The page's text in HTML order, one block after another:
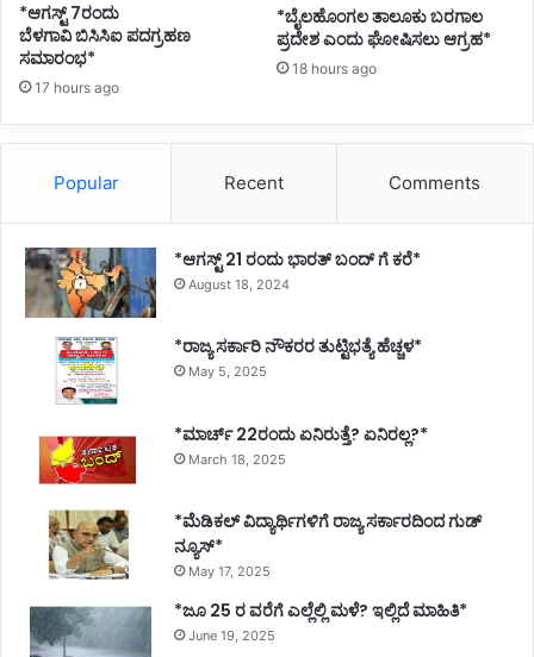
*ಆಗಸ್ಟ್ 7ರಂದು
ಬೆಳಗಾವಿ ಬಿಸಿಸಿಐ ಪದಗ್ರಹಣ
ಸಮಾರಂಭ*
17 hours ago
*ಬೈಲಹೊಂಗಲ ತಾಲೂಕು ಬರಗಾಲ
ಪ್ರದೇಶ ಎಂದು ಘೋಷಿಸಲು ಆಗ್ರಹ*
18 hours ago
Popular Recent Comments
*ಆಗಸ್ಟ್ 21 ರಂದು ಭಾರತ್‌ ಬಂದ್‌ ಗೆ ಕರೆ*
August 18, 2024
*ರಾಜ್ಯ ಸರ್ಕಾರಿ ನೌಕರರ ತುಟ್ಟಿಭತ್ಯೆ ಹೆಚ್ಚಳ*
May 5, 2025
*ಮಾರ್ಚ್ 22ರಂದು ಏನಿರುತ್ತೆ? ಏನಿರಲ್ಲ?*
March 18, 2025
*ಮೆಡಿಕಲ್ ವಿದ್ಯಾರ್ಥಿಗಳಿಗೆ ರಾಜ್ಯ ಸರ್ಕಾರದಿಂದ ಗುಡ್
ನ್ಯೂಸ್*
May 17, 2025
*ಜೂ 25 ರ ವರೆಗೆ ಎಲ್ಲೆಲ್ಲಿ ಮಳೆ? ಇಲ್ಲಿದೆ ಮಾಹಿತಿ*
June 19, 2025